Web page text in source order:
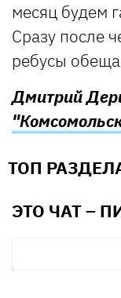
месяц будем
Сразу после
ребусы
Дмитрий
ТОП
ЭТО ЧАТ –